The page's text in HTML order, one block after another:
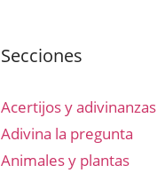
Secciones
Acertijos y adivinanzas
Adivina la pregunta
Animales y plantas